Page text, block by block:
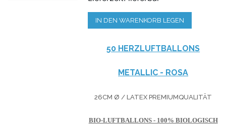
IN DEN WARENKORB LEGEN
50 HERZLUFTBALLONS
METALLIC - ROSA
26CM Ø / LATEX PREMIUMQUALITÄT
BIO-LUFTBALLONS - 100% BIOLOGISCH